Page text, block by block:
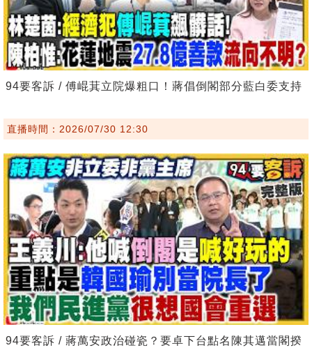
94要客訴 / 傅崐萁立院爆粗口！蔣倡倒閣部分藍白委支持
直播時間：2026/07/30 12:30
94要客訴 / 蔣萬安政治碰瓷？要卓下台點名陳其邁當閣揆